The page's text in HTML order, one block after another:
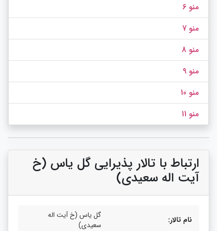
منو 6
منو 7
منو 8
منو 9
منو 10
منو 11
ارتباط با تالار پذیرایی گل یاس (خ
آیت اله سعیدی)
نام تالار:
گل یاس (خ آیت اله
سعیدی)